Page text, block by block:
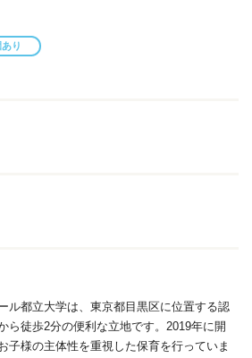
り
ル都立大学は、東京都目黒区に位置する認
ら徒歩2分の便利な立地です。2019年に開
子様の主体性を重視した保育を行っていま